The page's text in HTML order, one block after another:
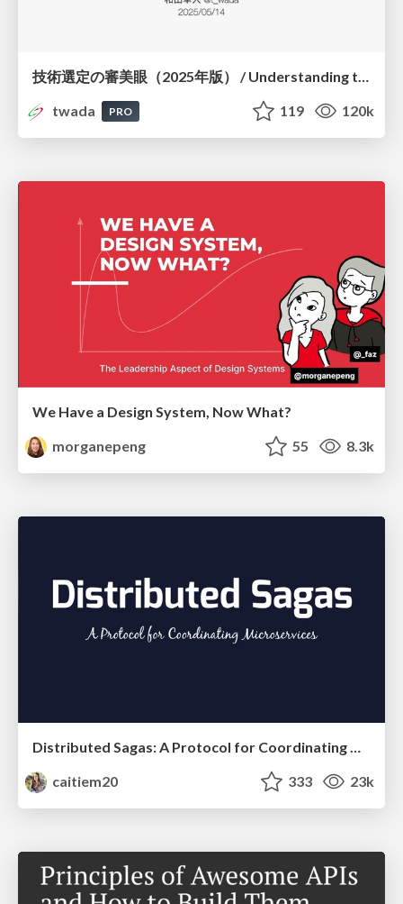
twada
PRO 119 120k
We Have a Design System, Now What?
morganepeng
55 8.3k
Distributed Sagas: A Protocol for Coordinating Microservices
caitiem20
333 23k